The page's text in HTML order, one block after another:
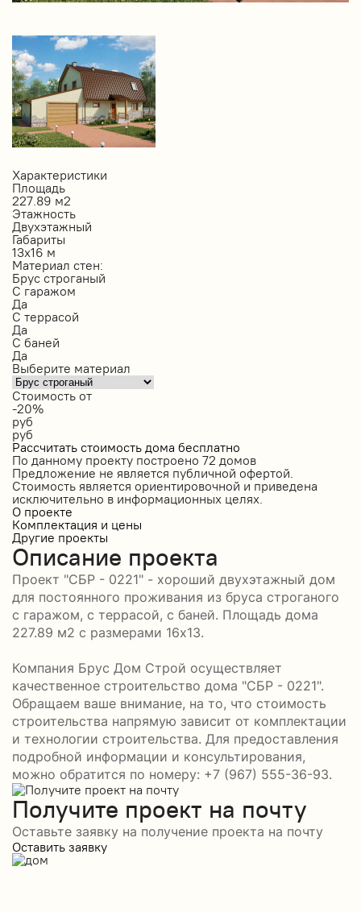
Характеристики
Площадь
227.89 м2
Этажность
Двухэтажный
Габариты
13х16 м
Материал стен:
Брус строганый
С гаражом
Да
С террасой
Да
С баней
Да
Выберите материал
Стоимость от
-20%
руб
руб
Рассчитать стоимость дома бесплатно
По данному проекту построено 72 домов
Предложение не является публичной офертой.
Стоимость является ориентировочной и приведена
исключительно в информационных целях.
О проекте
Комплектация и цены
Другие проекты
Описание проекта
Проект "СБР - 0221" - хороший двухэтажный дом
для постоянного проживания из бруса строганого
с гаражом, с террасой, с баней. Площадь дома
227.89 м2 с размерами 16x13.
Компания Брус Дом Строй осуществляет
качественное строительство дома "СБР - 0221".
Обращаем ваше внимание, на то, что стоимость
строительства напрямую зависит от комплектации
и технологии строительства. Для предоставления
подробной информации и консультирования,
можно обратится по номеру: +7 (967) 555-36-93.
Получите проект на почту
Оставьте заявку на получение проекта на почту
Оставить заявку